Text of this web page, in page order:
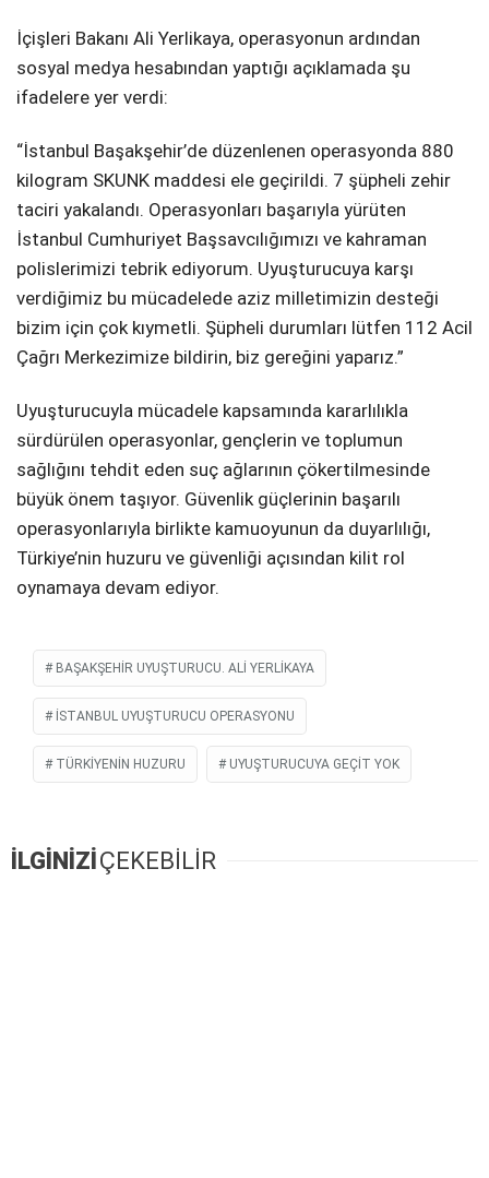
İçişleri Bakanı Ali Yerlikaya, operasyonun ardından
sosyal medya hesabından yaptığı açıklamada şu
ifadelere yer verdi:
“İstanbul Başakşehir’de düzenlenen operasyonda 880
kilogram SKUNK maddesi ele geçirildi. 7 şüpheli zehir
taciri yakalandı. Operasyonları başarıyla yürüten
İstanbul Cumhuriyet Başsavcılığımızı ve kahraman
polislerimizi tebrik ediyorum. Uyuşturucuya karşı
verdiğimiz bu mücadelede aziz milletimizin desteği
bizim için çok kıymetli. Şüpheli durumları lütfen 112 Acil
Çağrı Merkezimize bildirin, biz gereğini yaparız.”
Uyuşturucuyla mücadele kapsamında kararlılıkla
sürdürülen operasyonlar, gençlerin ve toplumun
sağlığını tehdit eden suç ağlarının çökertilmesinde
büyük önem taşıyor. Güvenlik güçlerinin başarılı
operasyonlarıyla birlikte kamuoyunun da duyarlılığı,
Türkiye’nin huzuru ve güvenliği açısından kilit rol
oynamaya devam ediyor.
BAŞAKŞEHIR UYUŞTURUCU. ALI YERLIKAYA
İSTANBUL UYUŞTURUCU OPERASYONU
TÜRKIYENIN HUZURU UYUŞTURUCUYA GEÇIT YOK
İLGİNİZİÇEKEBİLİR